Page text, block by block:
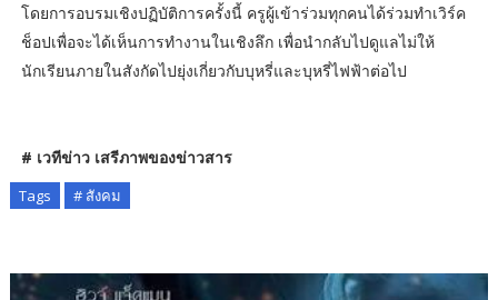
โดยการอบรมเชิงปฏิบัติการครั้งนี้ ครูผู้เข้าร่วมทุกคนได้ร่วมทำเวิร์ค
ช็อปเพื่อจะได้เห็นการทำงานในเชิงลึก เพื่อนำกลับไปดูแลไม่ให้
นักเรียนภายในสังกัดไปยุ่งเกี่ยวกับบุหรี่และบุหรี่ไฟฟ้าต่อไป
# เวทีข่าว เสรีภาพของข่าวสาร
Tags # สังคม